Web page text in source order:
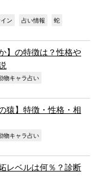
ン 占い情報 蛇
】の特徴は？性格や
物キャラ占い
猿】特徴・性格・相
物キャラ占い
レベルは何％？診断